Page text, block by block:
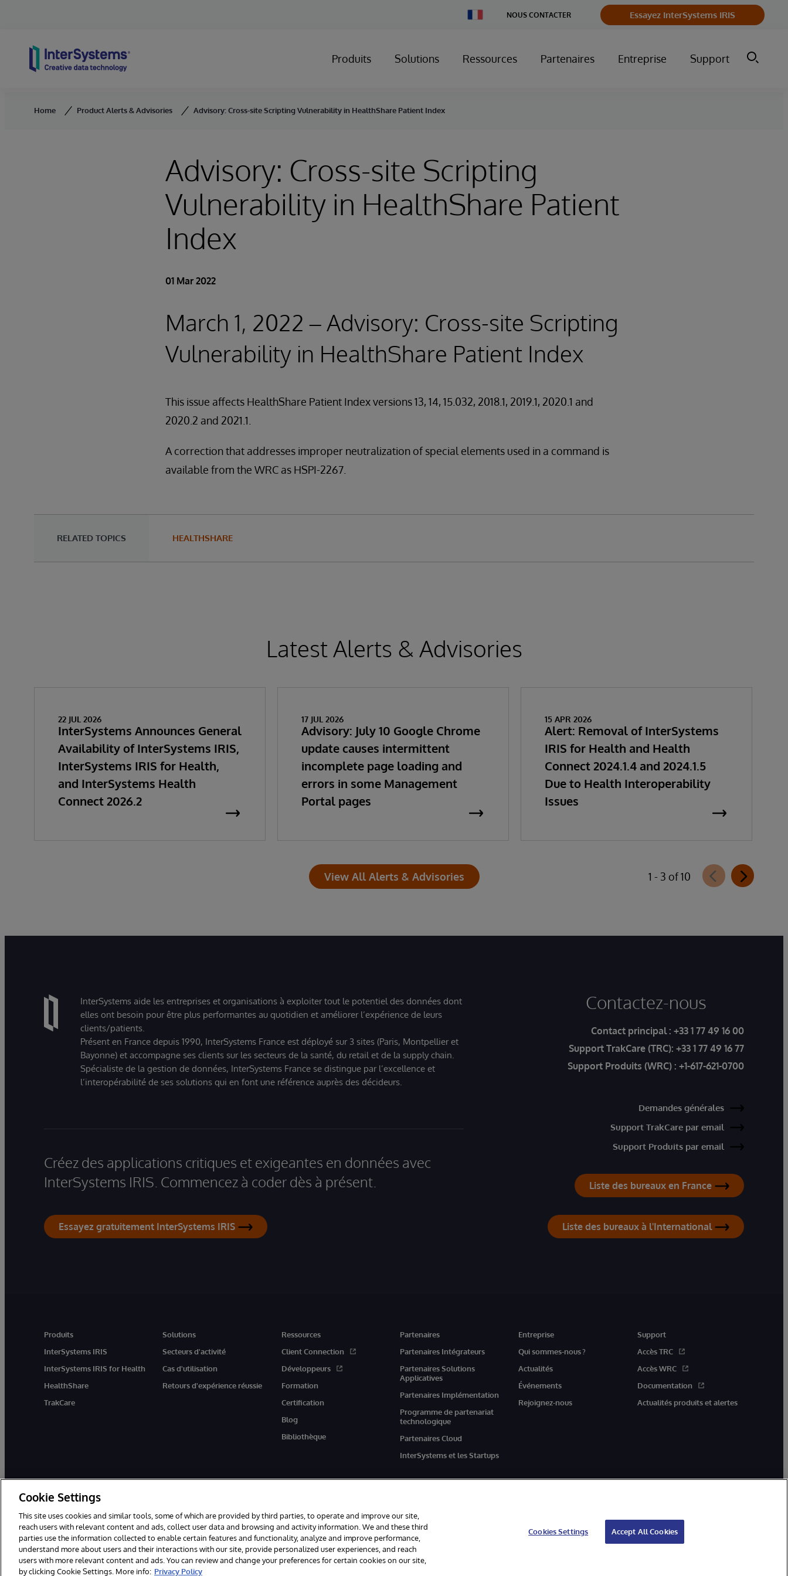
Country
NOUS CONTACTER Essayez InterSystems IRIS
Produits Solutions Ressources Partenaires Entreprise Support
Home Product Alerts & Advisories Advisory: Cross-site Scripting Vulnerability in HealthShare Patient Index
Advisory: Cross-site Scripting
Vulnerability in HealthShare Patient
Index
01 Mar 2022
March 1, 2022 – Advisory: Cross-site Scripting
Vulnerability in HealthShare Patient Index
This issue affects HealthShare Patient Index versions 13, 14, 15.032, 2018.1, 2019.1, 2020.1 and
2020.2 and 2021.1.
A correction that addresses improper neutralization of special elements used in a command is
available from the WRC as HSPI-2267.
RELATED TOPICS HEALTHSHARE
Latest Alerts & Advisories
22 JUL 2026
InterSystems Announces General
Availability of InterSystems IRIS,
InterSystems IRIS for Health,
and InterSystems Health
Connect 2026.2
17 JUL 2026
Advisory: July 10 Google Chrome
update causes intermittent
incomplete page loading and
errors in some Management
Portal pages
15 APR 2026
Alert: Removal of InterSystems
IRIS for Health and Health
Connect 2024.1.4 and 2024.1.5
Due to Health Interoperability
Issues
View All Alerts & Advisories 1 - 3 of 10
InterSystems aide les entreprises et organisations à exploiter tout le potentiel des données dont
elles ont besoin pour être plus performantes au quotidien et améliorer l’expérience de leurs
clients/patients.
Présent en France depuis 1990, InterSystems France est déployé sur 3 sites (Paris, Montpellier et
Bayonne) et accompagne ses clients sur les secteurs de la santé, du retail et de la supply chain.
Spécialiste de la gestion de données, InterSystems France se distingue par l’excellence et
l’interopérabilité de ses solutions qui en font une référence auprès des décideurs.
Créez des applications critiques et exigeantes en données avec
InterSystems IRIS. Commencez à coder dès à présent.
Essayez gratuitement InterSystems IRIS
Contactez-nous
Contact principal : +33 1 77 49 16 00
Support TrakCare (TRC): +33 1 77 49 16 77
Support Produits (WRC) : +1-617-621-0700
Demandes générales
Support TrakCare par email
Support Produits par email
Liste des bureaux en France
Liste des bureaux à l'International
Produits
InterSystems IRIS
InterSystems IRIS for Health
HealthShare
TrakCare
Solutions
Secteurs d'activité
Cas d'utilisation
Retours d'expérience réussie
Ressources
Client Connection
Développeurs
Formation
Certification
Blog
Bibliothèque
Partenaires
Partenaires Intégrateurs
Partenaires Solutions
Applicatives
Partenaires Implémentation
Programme de partenariat
technologique
Partenaires Cloud
InterSystems et les Startups
Entreprise
Qui sommes-nous ?
Actualités
Événements
Rejoignez-nous
Support
Accès TRC
Accès WRC
Documentation
Actualités produits et alertes
© 1996-2026 InterSystems Corporation, Boston, MA. Tous droits réservés. Mentions légales Déclaration de confidentialité d'InterSystems Corporation
Cookie Settings
This site uses cookies and similar tools, some of which are provided by third parties, to operate and improve our site,
reach users with relevant content and ads, collect user data and browsing and activity information. We and these third
parties use the information collected to enable certain features and functionality, analyze and improve performance,
understand more about users and their interactions with our site, provide personalized user experiences, and reach
users with more relevant content and ads. You can review and change your preferences for certain cookies on our site,
by clicking Cookie Settings. More info: Privacy Policy
Cookies Settings Accept All Cookies